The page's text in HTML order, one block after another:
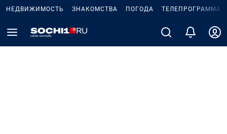
НЕДВИЖИМОСТЬ ЗНАКОМСТВА ПОГОДА ТЕЛЕПРОГРАММА